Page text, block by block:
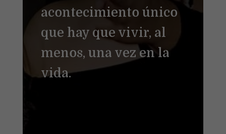
acontecimiento único
que hay que vivir, al
menos, una vez en la
vida.